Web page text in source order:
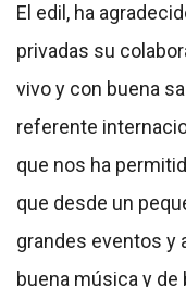
El edil, ha
privadas su
vivo y con buena
referente
que nos ha
que desde un
grandes eventos y
buena música y